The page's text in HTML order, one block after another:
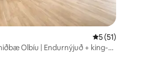
117 umsagnir
5 af 5 í
5 (51)
Olbíu | Endurnýjuð + king-